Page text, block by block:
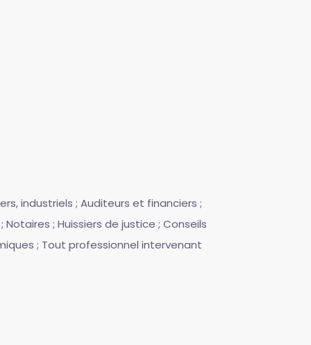
industriels ; Auditeurs et financiers ;
; Huissiers de justice ; Conseils
; Tout professionnel intervenant